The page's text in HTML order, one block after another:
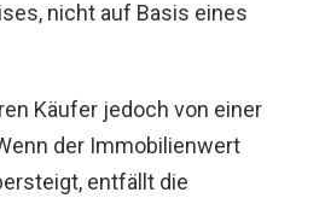
nicht auf Basis eines
Käufer jedoch von einer
der Immobilienwert
entfällt die